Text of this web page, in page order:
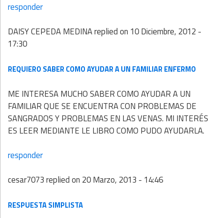
responder
DAISY CEPEDA MEDINAreplied on 10 Diciembre, 2012 -
17:30
REQUIERO SABER COMO AYUDAR A UN FAMILIAR ENFERMO
ME INTERESA MUCHO SABER COMO AYUDAR A UN
FAMILIAR QUE SE ENCUENTRA CON PROBLEMAS DE
SANGRADOS Y PROBLEMAS EN LAS VENAS. MI INTERÉS
ES LEER MEDIANTE LE LIBRO COMO PUDO AYUDARLA.
responder
cesar7073replied on 20 Marzo, 2013 - 14:46
RESPUESTA SIMPLISTA